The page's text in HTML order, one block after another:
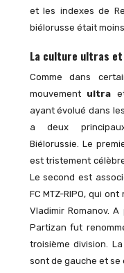
et les indexes de
biélorusse était
La culture ultras et
Comme dans
mouvement ultra
ayant évolué dans
a deux
Biélorussie. Le
est tristement
Le second est
FC MTZ-RIPO, qui
Vladimir Romanov.
Partizan fut
troisième division.
sont de gauche et se